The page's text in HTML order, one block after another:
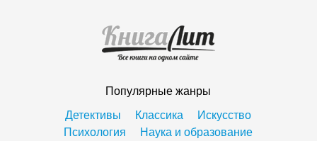
Популярные жанры
Детективы
Классика
Искусство
Психология
Наука и образование